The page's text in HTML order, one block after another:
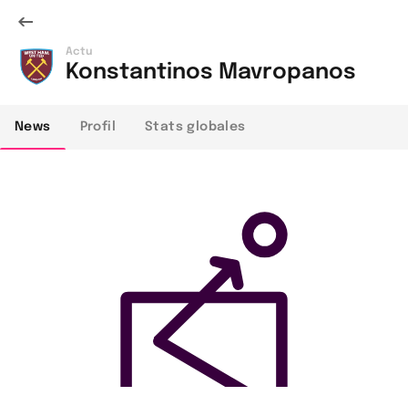
Actu
Konstantinos Mavropanos
News Profil Stats globales